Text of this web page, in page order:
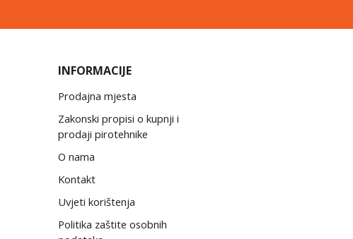
INFORMACIJE
Prodajna mjesta
Zakonski propisi o kupnji i
prodaji pirotehnike
O nama
Kontakt
Uvjeti korištenja
Politika zaštite osobnih